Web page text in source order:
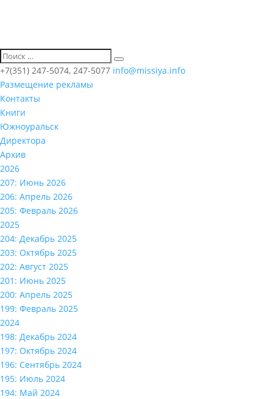
+7(351) 247-5074, 247-5077 info@missiya.info
Размещение рекламы
Контакты
Книги
Южноуральск
Директора
Архив
2026
207: Июнь 2026
206: Апрель 2026
205: Февраль 2026
2025
204: Декабрь 2025
203: Октябрь 2025
202: Август 2025
201: Июнь 2025
200: Апрель 2025
199: Февраль 2025
2024
198: Декабрь 2024
197: Октябрь 2024
196: Сентябрь 2024
195: Июль 2024
194: Май 2024